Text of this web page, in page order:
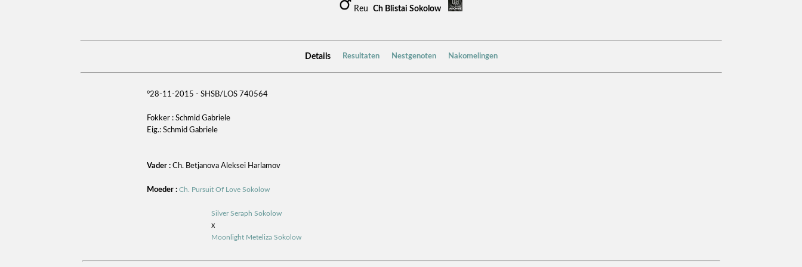
ReuCh Blistai Sokolow
Details Resultaten Nestgenoten Nakomelingen
°28-11-2015 - SHSB/LOS 740564
Fokker : Schmid Gabriele
Eig.: Schmid Gabriele
Vader : Ch. Betjanova Aleksei Harlamov
Moeder : Ch. Pursuit Of Love Sokolow
Silver Seraph Sokolow
x
Moonlight Meteliza Sokolow